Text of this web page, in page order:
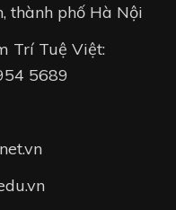
thành phố Hà Nội
Trí Tuệ Việt:
5689